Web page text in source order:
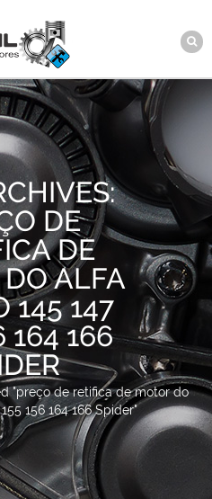
DE
DE
ALFA
145 147
164 166
"preço de retifica de motor do
156 164 166 Spider"